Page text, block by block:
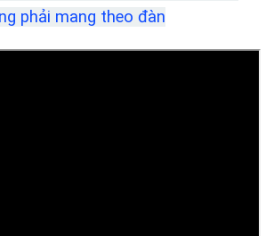
phải mang theo đàn